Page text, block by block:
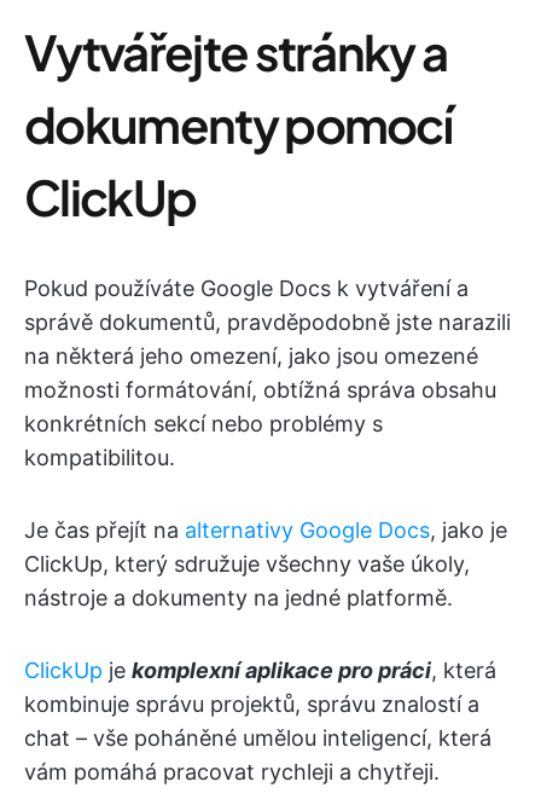
Vytvářejte stránky a
dokumenty pomocí
ClickUp
Pokud používáte Google Docs k vytváření a
správě dokumentů, pravděpodobně jste narazili
na některá jeho omezení, jako jsou omezené
možnosti formátování, obtížná správa obsahu
konkrétních sekcí nebo problémy s
kompatibilitou.
Je čas přejít na alternativy Google Docs, jako je
ClickUp, který sdružuje všechny vaše úkoly,
nástroje a dokumenty na jedné platformě.
ClickUp je komplexní aplikace pro práci, která
kombinuje správu projektů, správu znalostí a
chat – vše poháněné umělou inteligencí, která
vám pomáhá pracovat rychleji a chytřeji.